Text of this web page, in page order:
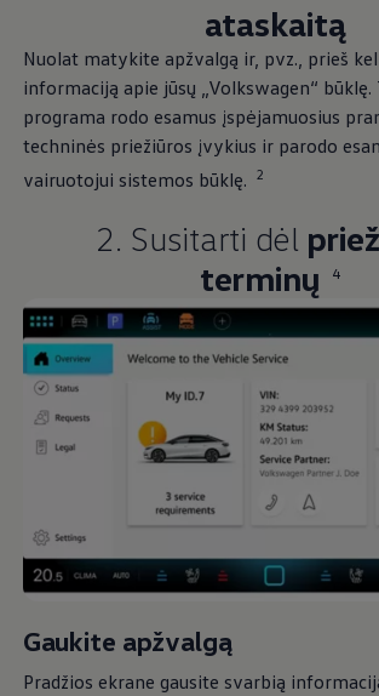
ataskaitą
Nuolat matykite apžvalgą ir, pvz., prieš
informaciją apie jūsų „Volkswagen“
programa rodo esamus įspėjamuosius
techninės priežiūros įvykius ir parodo
vairuotojui sistemos būklę.
2
2. Susitarti dėl
terminų
4
Gaukite apžvalgą
Pradžios ekrane gausite svarbią